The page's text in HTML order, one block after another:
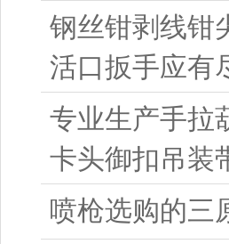
钢丝钳剥线钳
活口扳手应有
专业生产手拉
卡头御扣吊装
喷枪选购的三